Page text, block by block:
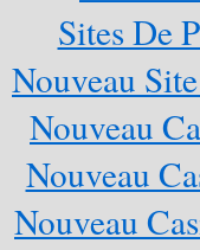
Sites De
Nouveau
Nouveau
Nouveau
Nouveau